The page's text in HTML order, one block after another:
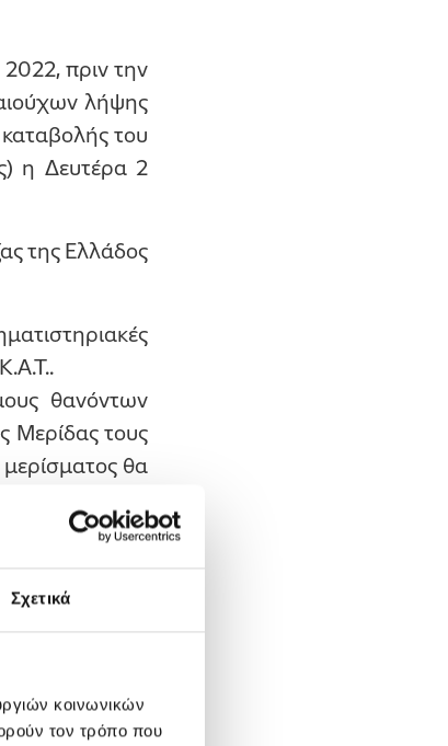
Σχετικά
κοινωνικών
τον τρόπο που
πριν την
λήψης
του
η Δευτέρα 2
της Ελλάδος
θανόντων
Μερίδας τους
θα
ποσά
στο Τμήμα
ημέρες